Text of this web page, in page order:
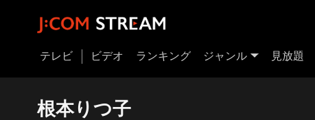
テレビ ビデオ ランキング ジャンル 見放題
根本りつ子